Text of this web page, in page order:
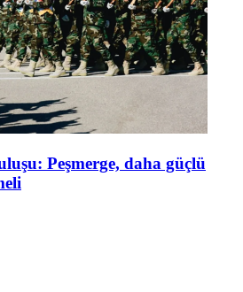
Peşmerge, daha güçlü